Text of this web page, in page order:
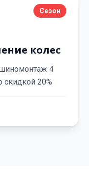
Сезон
колес
4
скидкой 20%